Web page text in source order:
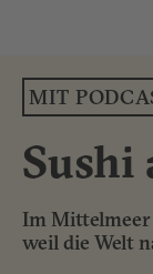
MIT
Sushi
Im Mittelmeer
weil die Welt